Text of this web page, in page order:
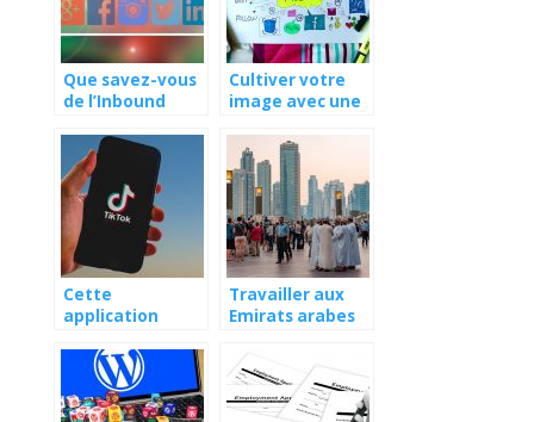
Que savez-vous
de l’Inbound
Cultiver votre
image avec une
communication
Toulousaine
Cette
application
tour du monde
Travailler aux
Emirats arabes
adresses
numeriques